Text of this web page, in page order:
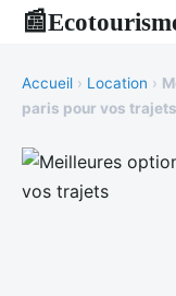
📰
Accueil › Location ›
paris pour vos trajets